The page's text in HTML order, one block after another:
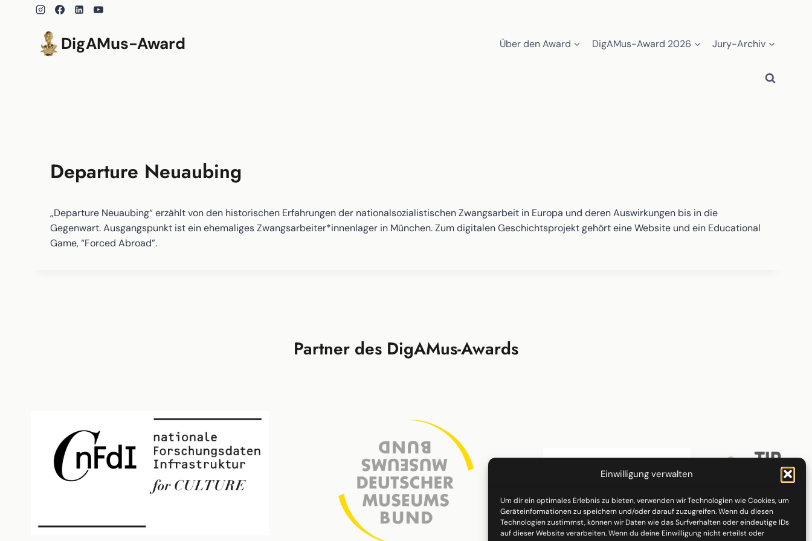
Einwilligung verwalten
Um dir ein optimales Erlebnis zu bieten, verwenden wir Technologien wie Cookies, um
Geräteinformationen zu speichern und/oder darauf zuzugreifen. Wenn du diesen
Technologien zustimmst, können wir Daten wie das Surfverhalten oder eindeutige IDs
auf dieser Website verarbeiten. Wenn du deine Einwilligung nicht erteilst oder
DigAMus-Award Über den Award DigAMus-Award 2026 Jury-Archiv
Departure Neuaubing
„Departure Neuaubing“ erzählt von den historischen Erfahrungen der nationalsozialistischen Zwangsarbeit in Europa und deren Auswirkungen bis in die
Gegenwart. Ausgangspunkt ist ein ehemaliges Zwangsarbeiter*innenlager in München. Zum digitalen Geschichtsprojekt gehört eine Website und ein Educational
Game, “Forced Abroad”.
Partner des DigAMus-Awards